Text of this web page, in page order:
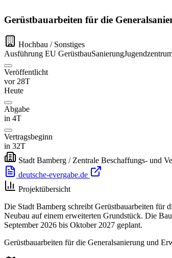
Gerüstbauarbeiten für die
Hochbau / Sonstiges
Ausführung EU GerüstbauSanierung
Veröffentlicht
vor 28T
Heute
Abgabe
in 4T
Vertragsbeginn
in 32T
Stadt Bamberg / Zentrale Beschaffungs- und
deutsche-evergabe.de
Projektübersicht
Die Stadt Bamberg schreibt Gerüstbauarbeiten für
Neubau auf einem erweiterten Grundstück. Die
September 2026 bis Oktober 2027 geplant.
Gerüstbauarbeiten für die Generalsanierung und